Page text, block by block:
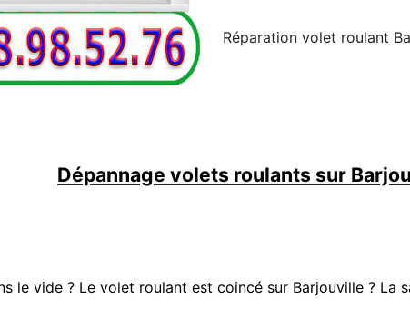
Réparation volet roulant
Dépannage volets roulants sur
le vide ? Le volet roulant est coincé sur Barjouville ? La